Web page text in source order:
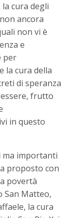
cura degli
ancora
non vi è
e
per
la cura della
di speranza
frutto
in questo
ma importanti
proposto con
povertà
San Matteo,
la cura